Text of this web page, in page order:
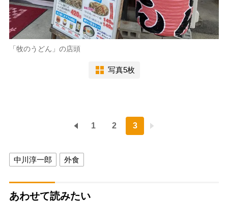
「牧のうどん」の店頭
写真5枚
1 2 3
中川淳一郎 外食
あわせて読みたい